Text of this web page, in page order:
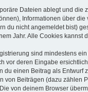
Dateien ablegt und die
Informationen über
du nicht angemeldet bist)
Jahr. Alle Cookies kannst
sind mindestens
vor deren Eingabe ersichtlich.
einen Beitrag als Entwurf
von Beiträgen (dazu zählen
von deinem Browser